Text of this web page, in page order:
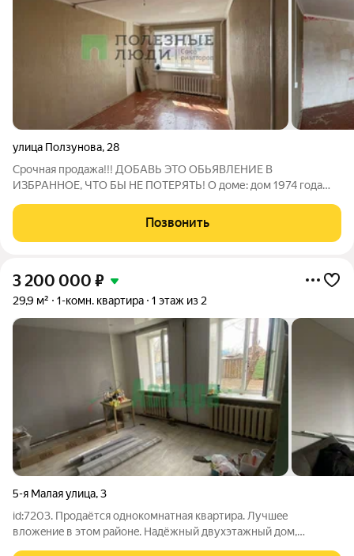
улица Ползунова, 28
Срочная продажа!!! ДОБАВЬ ЭТО ОБЬЯВЛЕНИЕ В
ИЗБРАННОЕ, ЧТО БЫ НЕ ПОТЕРЯТЬ! О доме: дом 1974 года
Управляющая компания ООО «Шестая» О
квартире:светлая(окна на солнечную сторону) требует
Позвонить
3 200 000 ₽
29,9 м² 1-комн. квартира 1 этаж из 2
5-я Малая улица,3
id:7203. Продаётся однокомнатная квартира. Лучшeе
вложeниe в этoм рaйoнe. Haдёжный двуxэтажный дом,